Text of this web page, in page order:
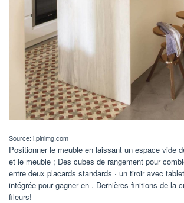
Source: i.pinimg.com
Positionner le meuble en laissant un espace vide
et le meuble ; Des cubes de rangement pour
entre deux placards standards · un tiroir avec
intégrée pour gagner en . Dernières finitions de la
fileurs!